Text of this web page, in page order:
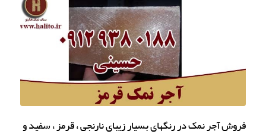
فروش آجر نمک در رنگهای بسیار زیبای نارنجی ، قرمز ، سفید و